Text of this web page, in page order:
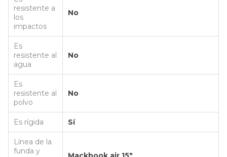
resistente a
los
impactos
No
Es
resistente al
agua
No
Es
resistente al
polvo
No
Es rígida Sí
Línea de la
funda y